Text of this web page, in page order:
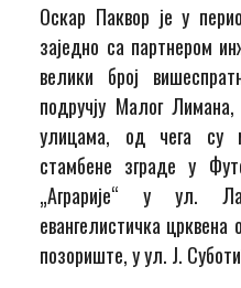
Оскар Паквор је у
заједно са партнером
велики број
подручју Малог
улицама, од чега су
стамбене зграде у
„Аграрије“ у ул.
евангелистичка
позориште, у ул. Ј.